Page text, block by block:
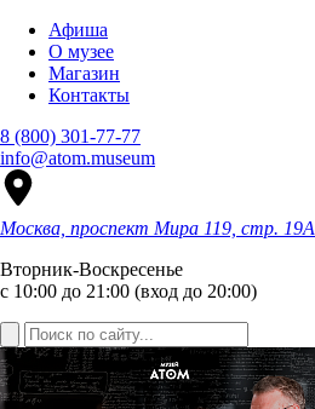
Афиша
О музее
Магазин
Контакты
8 (800) 301-77-77
info@atom.museum
Москва, проспект Мира 119, стр. 19А
Вторник-Воскресенье
с 10:00 до 21:00 (вход до 20:00)